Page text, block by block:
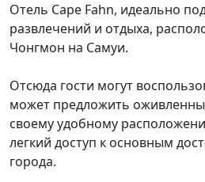
Отель Cape Fahn, идеально
развлечений и отдыха,
Чонгмон на Самуи.
Отсюда гости могут
может предложить
своему удобному
легкий доступ к основным
города.